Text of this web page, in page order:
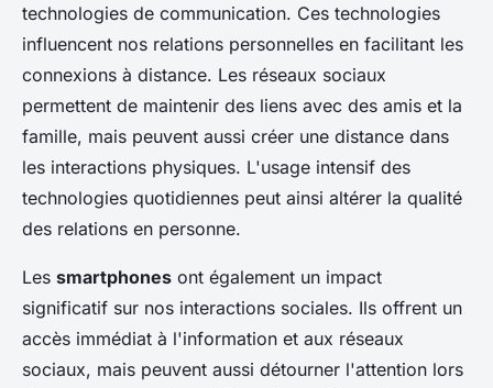
technologies de communication. Ces technologies
influencent nos relations personnelles en facilitant les
connexions à distance. Les réseaux sociaux
permettent de maintenir des liens avec des amis et la
famille, mais peuvent aussi créer une distance dans
les interactions physiques. L'usage intensif des
technologies quotidiennes peut ainsi altérer la qualité
des relations en personne.
Les smartphones ont également un impact
significatif sur nos interactions sociales. Ils offrent un
accès immédiat à l'information et aux réseaux
sociaux, mais peuvent aussi détourner l'attention lors